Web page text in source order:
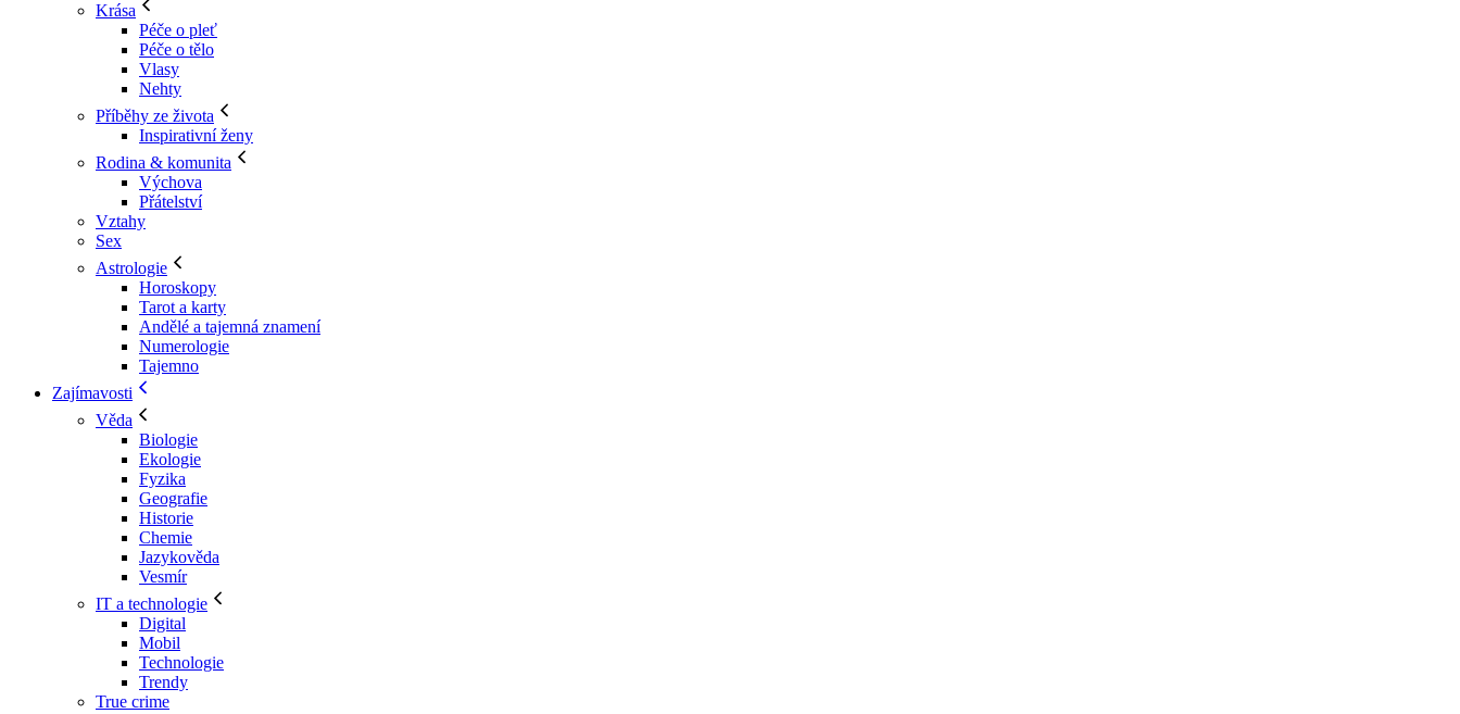
Krása
Péče o pleť
Péče o tělo
Vlasy
Nehty
Příběhy ze života
Inspirativní ženy
Rodina & komunita
Výchova
Přátelství
Vztahy
Sex
Astrologie
Horoskopy
Tarot a karty
Andělé a tajemná znamení
Numerologie
Tajemno
Zajímavosti
Věda
Biologie
Ekologie
Fyzika
Geografie
Historie
Chemie
Jazykověda
Vesmír
IT a technologie
Digital
Mobil
Technologie
Trendy
True crime